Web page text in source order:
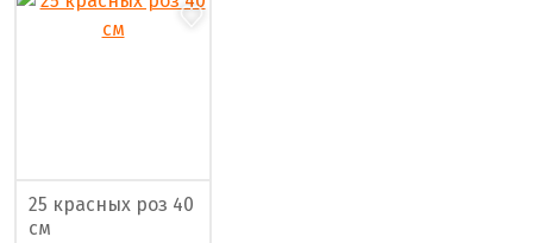
25 красных роз 40
см